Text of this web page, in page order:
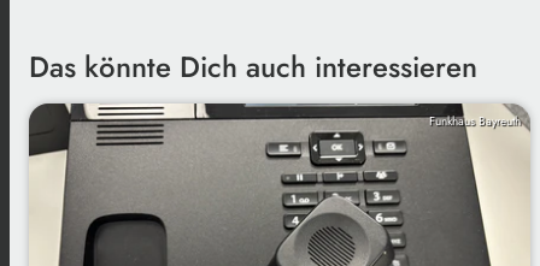
Das könnte Dich auch interessieren
Funkhaus Bayreuth